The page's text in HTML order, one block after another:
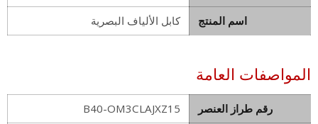
اسم المنتج
كابل الألياف البصرية
المواصفات العامة
رقم طراز العنصر
B40-OM3CLAJXZ15